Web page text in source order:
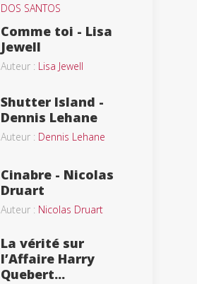
DOS SANTOS
Comme toi - Lisa
Jewell
Auteur : Lisa Jewell
Shutter Island -
Dennis Lehane
Auteur : Dennis Lehane
Cinabre - Nicolas
Druart
Auteur : Nicolas Druart
La vérité sur
l’Affaire Harry
Quebert...